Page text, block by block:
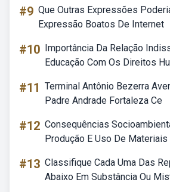
#9 Que Outras Expressões
Expressão Boatos De Internet
#10 Importância Da Relação
Educação Com Os Direitos
#11 Terminal Antônio Bezerra
Padre Andrade Fortaleza Ce
#12 Consequências
Produção E Uso De Materiais
#13 Classifique Cada Uma Das
Abaixo Em Substância Ou